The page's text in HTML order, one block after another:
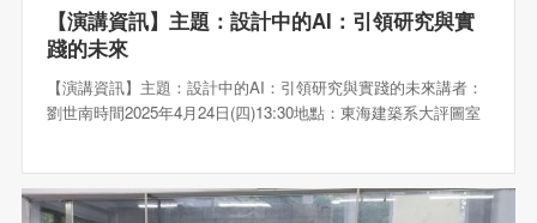
【演講資訊】主題：設計中的AI：引領研究與實
踐的未來
【演講資訊】主題：設計中的AI：引領研究與實踐的未來講者：
劉世南時間2025年4月24日(四)13:30地點：東海建築系大評圖室